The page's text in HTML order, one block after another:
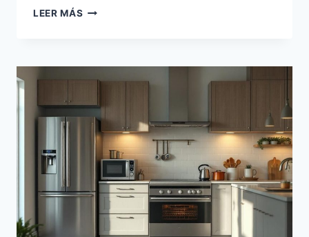
LEER MÁS SEÑALES
ELECTRODOMÉSTICOS
HOGAREÑOS